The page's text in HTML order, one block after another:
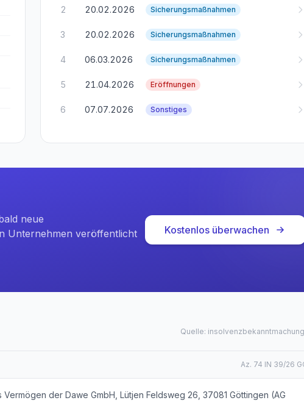
2 20.02.2026 Sicherungsmaßnahmen
3 20.02.2026 Sicherungsmaßnahmen
4 06.03.2026 Sicherungsmaßnahmen
5 21.04.2026 Eröffnungen
6 07.07.2026 Sonstiges
neue
Unternehmen veröffentlicht
Kostenlos überwachen
Quelle:
Az. 74 IN 39/26
der Dawe GmbH, Lütjen Feldsweg 26, 37081 Göttingen (AG